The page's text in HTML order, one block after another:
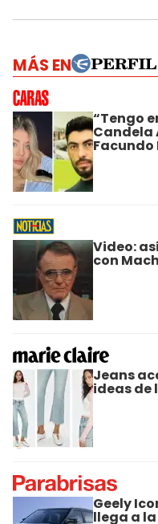
MÁS EN
“Tengo
Candela
Facundo
Video:
con
Jeans
ideas de
Geely
llega a